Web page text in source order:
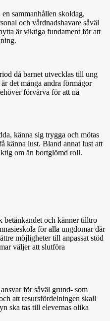
sammanhållen skoldag,
och vårdnadshavare såväl
är viktiga fundament för att
då barnet utvecklas till ung
det många andra förmågor
förvärva för att nå
känna sig trygga och mötas
känna lust. Bland annat lust att
om än bortglömd roll.
betänkandet och känner tilltro
för alla ungdomar där
möjligheter till anpassat stöd
väljer att slutföra
för såväl grund- som
att resursfördelningen skall
ska tas till elevernas olika